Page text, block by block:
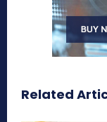
Related